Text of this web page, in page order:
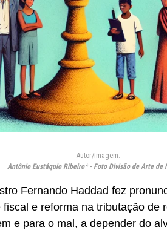
Autor/Imagem:
Antônio Eustáquio Ribeiro* - Foto Divisão de Arte de
Fernando Haddad fez
fiscal e reforma na tributação de
e para o mal, a depender do